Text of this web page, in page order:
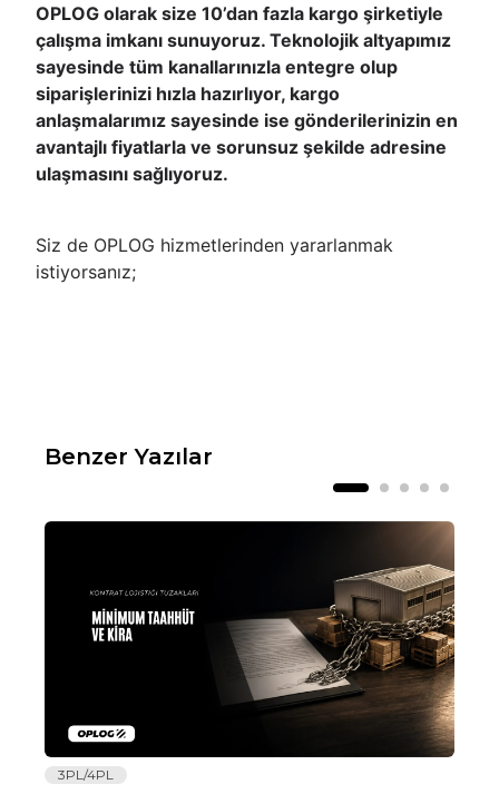
OPLOG olarak size 10’dan fazla kargo şirketiyle
çalışma imkanı sunuyoruz. Teknolojik altyapımız
sayesinde tüm kanallarınızla entegre olup
siparişlerinizi hızla hazırlıyor, kargo
anlaşmalarımız sayesinde ise gönderilerinizin en
avantajlı fiyatlarla ve sorunsuz şekilde adresine
ulaşmasını sağlıyoruz.
Siz de OPLOG hizmetlerinden yararlanmak
istiyorsanız;
Benzer Yazılar
3PL/4PL